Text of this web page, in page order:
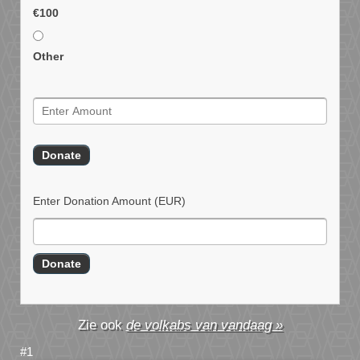
€100
Other
Enter Donation Amount (EUR)
de volkabs van vandaag »